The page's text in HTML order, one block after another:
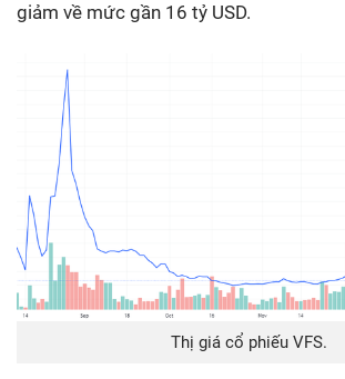
giảm về mức gần 16 tỷ USD.
Thị giá cổ phiếu VFS.